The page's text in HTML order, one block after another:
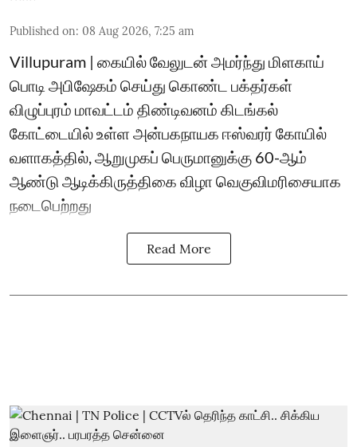
Published on: 08 Aug 2026, 7:25 am
Villupuram | கையில் வேலுடன் அமர்ந்து மிளகாய்
பொடி அபிஷேகம் செய்து கொண்ட பக்தர்கள்
விழுப்புரம் மாவட்டம் திண்டிவனம் கிடங்கல்
கோட்டையில் உள்ள அன்பகநாயக ஈஸ்வரர் கோயில்
வளாகத்தில், ஆறுமுகப் பெருமானுக்கு 60-ஆம்
ஆண்டு ஆடிக்கிருத்திகை விழா வெகுவிமரிசையாக
நடைபெற்றது
Read More